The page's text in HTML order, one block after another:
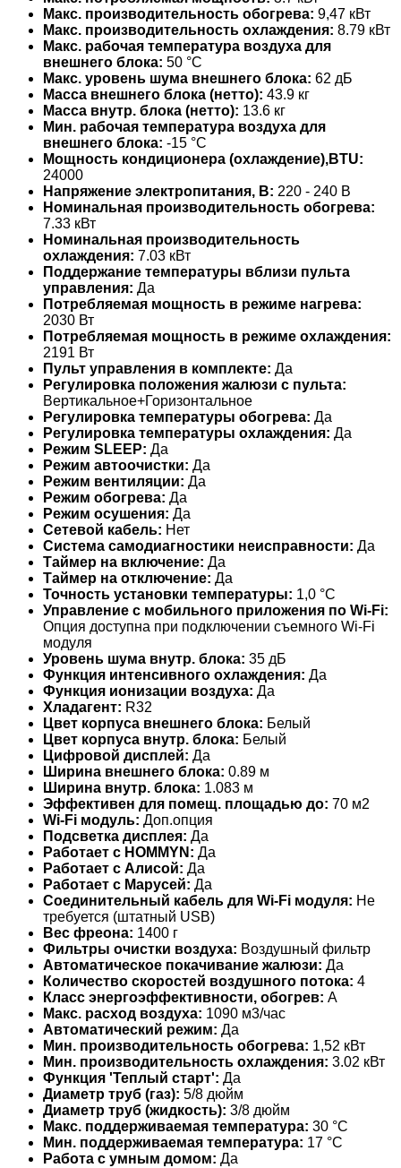
Макс. производительность обогрева: 9,47 кВт
Макс. производительность охлаждения: 8.79 кВт
Макс. рабочая температура воздуха для
внешнего блока: 50 °С
Макс. уровень шума внешнего блока: 62 дБ
Масса внешнего блока (нетто): 43.9 кг
Масса внутр. блока (нетто): 13.6 кг
Мин. рабочая температура воздуха для
внешнего блока: -15 °С
Мощность кондиционера (охлаждение),BTU:
24000
Напряжение электропитания, В: 220 - 240 В
Номинальная производительность обогрева:
7.33 кВт
Номинальная производительность
охлаждения: 7.03 кВт
Поддержание температуры вблизи пульта
управления: Да
Потребляемая мощность в режиме нагрева:
2030 Вт
Потребляемая мощность в режиме охлаждения:
2191 Вт
Пульт управления в комплекте: Да
Регулировка положения жалюзи с пульта:
Вертикальное+Горизонтальное
Регулировка температуры обогрева: Да
Регулировка температуры охлаждения: Да
Режим SLEEP: Да
Режим автоочистки: Да
Режим вентиляции: Да
Режим обогрева: Да
Режим осушения: Да
Сетевой кабель: Нет
Система самодиагностики неисправности: Да
Таймер на включение: Да
Таймер на отключение: Да
Точность установки температуры: 1,0 °С
Управление c мобильного приложения по Wi-Fi:
Опция доступна при подключении съемного Wi-Fi
модуля
Уровень шума внутр. блока: 35 дБ
Функция интенсивного охлаждения: Да
Функция ионизации воздуха: Да
Хладагент: R32
Цвет корпуса внешнего блока: Белый
Цвет корпуса внутр. блока: Белый
Цифровой дисплей: Да
Ширина внешнего блока: 0.89 м
Ширина внутр. блока: 1.083 м
Эффективен для помещ. площадью до: 70 м2
Wi-Fi модуль: Доп.опция
Подсветка дисплея: Да
Работает с HOMMYN: Да
Работает с Алисой: Да
Работает с Марусей: Да
Соединительный кабель для Wi-Fi модуля: Не
требуется (штатный USB)
Вес фреона: 1400 г
Фильтры очистки воздуха: Воздушный фильтр
Автоматическое покачивание жалюзи: Да
Количество скоростей воздушного потока: 4
Класс энергоэффективности, обогрев: A
Макс. расход воздуха: 1090 м3/час
Автоматический режим: Да
Мин. производительность обогрева: 1,52 кВт
Мин. производительность охлаждения: 3.02 кВт
Функция 'Теплый старт': Да
Диаметр труб (газ): 5/8 дюйм
Диаметр труб (жидкость): 3/8 дюйм
Макс. поддерживаемая температура: 30 °С
Мин. поддерживаемая температура: 17 °С
Работа с умным домом: Да